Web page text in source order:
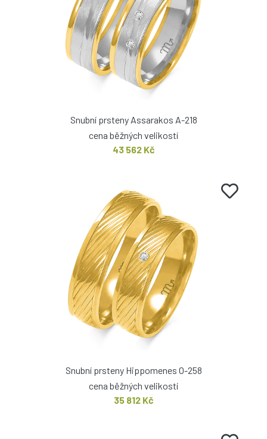
Snubní prsteny Assarakos A-218
cena běžných velikostí
43 562 Kč
Snubní prsteny Hippomenes O-258
cena běžných velikostí
35 812 Kč